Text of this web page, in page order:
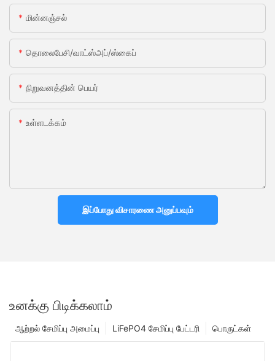
மின்னஞ்சல்
தொலைபேசி/வாட்ஸ்அப்/ஸ்கைப்
நிறுவனத்தின் பெயர்
உள்ளடக்கம்
இப்போது விசாரணை அனுப்பவும்
உனக்கு பிடிக்கலாம்
பொருட்கள்
LiFePO4 சேமிப்பு பேட்டரி
ஆற்றல் சேமிப்பு அமைப்பு